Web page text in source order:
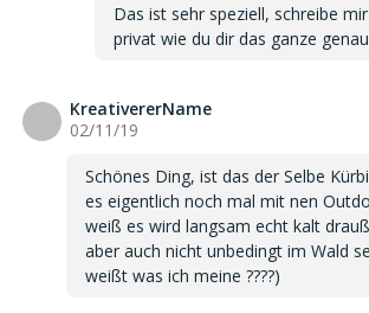
Das ist sehr speziell, schreibe
privat wie du dir das ganze
KreativererName
02/11/19
Schönes Ding, ist das der Selbe
es eigentlich noch mal mit nen
weiß es wird langsam echt kalt
aber auch nicht unbedingt im Wald
weißt was ich meine ????)